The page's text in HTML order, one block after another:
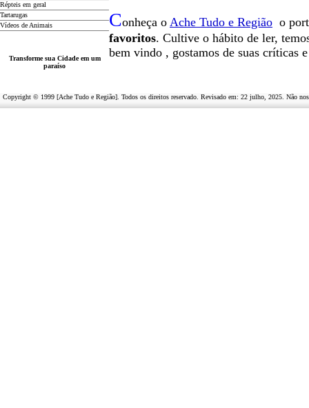
Répteis em geral
Tartarugas
Vídeos de Animais
Transforme sua Cidade em um
paraíso
Conheça o Ache Tudo e Região o
favoritos. Cultive o hábito de ler,
bem vindo , gostamos de suas críticas
Copyright © 1999 [Ache Tudo e Região]. Todos os direitos reservado. Revisado em: 22 julho, 2025 . Não